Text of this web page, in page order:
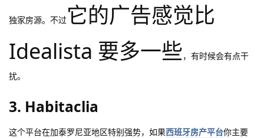
独家房源。不过它的广告感觉比
Idealista 要多一些，有时候会有点干
扰。
3. Habitaclia
这个平台在加泰罗尼亚地区特别强势，如果西班牙房产平台你主要